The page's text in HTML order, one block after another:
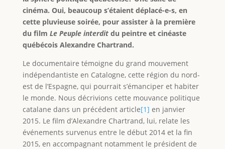
cinéma. Oui, beaucoup s’étaient déplacé-e-s, en
cette pluvieuse soirée, pour assister à la première
du film Le Peuple interditdu peintre et cinéaste
québécois Alexandre Chartrand.
Le documentaire témoigne du grand mouvement
indépendantiste en Catalogne, cette région du nord-
est de l’Espagne, qui pourrait s’émanciper et habiter
le monde. Nous décrivions cette mouvance politique
catalane dans un précédent article[1] en janvier
2015. Le film d’Alexandre Chartrand, lui, relate les
événements survenus entre le début 2014 et la fin
2015, en accompagnant notamment le président de